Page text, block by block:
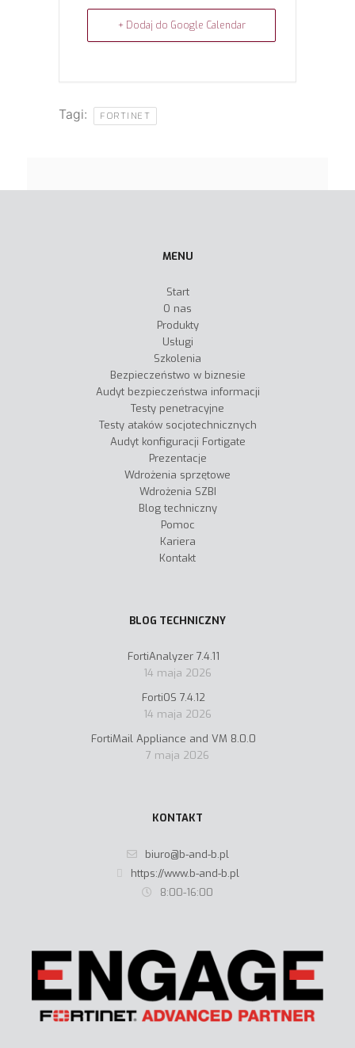
+ Dodaj do Google Calendar
Tagi: FORTINET
MENU
Start
O nas
Produkty
Usługi
Szkolenia
Bezpieczeństwo w biznesie
Audyt bezpieczeństwa informacji
Testy penetracyjne
Testy ataków socjotechnicznych
Audyt konfiguracji Fortigate
Prezentacje
Wdrożenia sprzętowe
Wdrożenia SZBI
Blog techniczny
Pomoc
Kariera
Kontakt
BLOG TECHNICZNY
FortiAnalyzer 7.4.11
14 maja 2026
FortiOS 7.4.12
14 maja 2026
FortiMail Appliance and VM 8.0.0
7 maja 2026
KONTAKT
biuro@b-and-b.pl
https://www.b-and-b.pl
8:00-16:00